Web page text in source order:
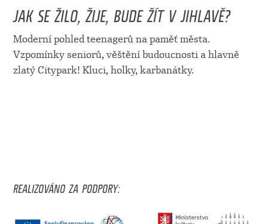
JAK SE ŽILO, ŽIJE, BUDE ŽÍT V JIHLAVĚ?
Moderní pohled teenagerů na paměť města.
Vzpomínky seniorů, věštění budoucnosti a hlavně
zlatý Citypark! Kluci, holky, karbanátky.
REALIZOVÁNO ZA PODPORY: